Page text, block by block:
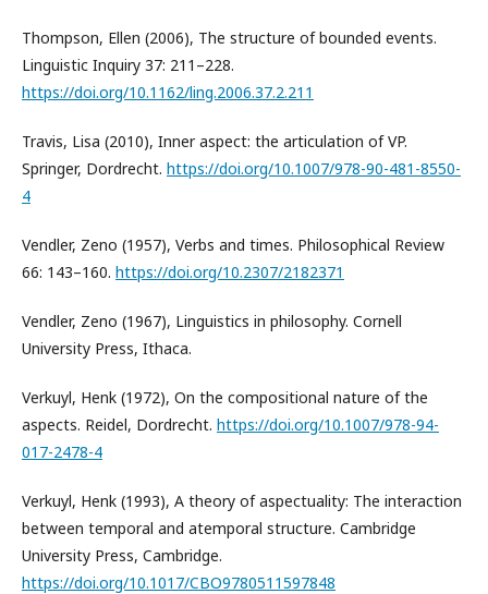
Thompson, Ellen (2006), The structure of bounded events.
Linguistic Inquiry 37: 211–228.
https://doi.org/10.1162/ling.2006.37.2.211
Travis, Lisa (2010), Inner aspect: the articulation of VP.
Springer, Dordrecht. https://doi.org/10.1007/978-90-481-8550-
4
Vendler, Zeno (1957), Verbs and times. Philosophical Review
66: 143–160. https://doi.org/10.2307/2182371
Vendler, Zeno (1967), Linguistics in philosophy. Cornell
University Press, Ithaca.
Verkuyl, Henk (1972), On the compositional nature of the
aspects. Reidel, Dordrecht. https://doi.org/10.1007/978-94-
017-2478-4
Verkuyl, Henk (1993), A theory of aspectuality: The interaction
between temporal and atemporal structure. Cambridge
University Press, Cambridge.
https://doi.org/10.1017/CBO9780511597848